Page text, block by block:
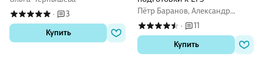
·
3
Купить
Пётр Баранов, Александр
Воронцов, Сергей Шевченко
·
11
Купить